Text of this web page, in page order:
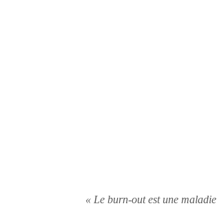
« Le burn-out est une